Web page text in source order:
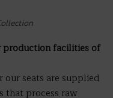
production facilities of
our seats are supplied
that process raw